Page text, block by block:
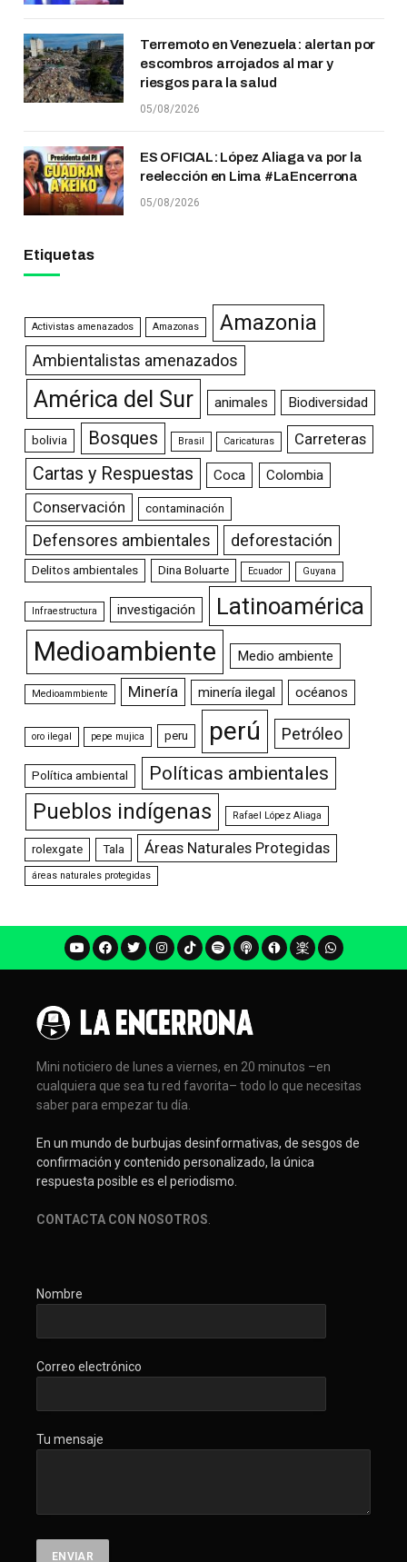
Terremoto en Venezuela: alertan por
escombros arrojados al mar y
riesgos para la salud
05/08/2026
ES OFICIAL: López Aliaga va por la
reelección en Lima #LaEncerrona
05/08/2026
Etiquetas
Activistas amenazados Amazonas Amazonia
Ambientalistas amenazados
América del Sur animales Biodiversidad
bolivia Bosques Brasil Caricaturas Carreteras
Cartas y Respuestas Coca Colombia
Conservación contaminación
Defensores ambientales deforestación
Delitos ambientales Dina Boluarte Ecuador Guyana
Infraestructura investigación Latinoamérica
Medioambiente Medio ambiente
Medioammbiente Minería minería ilegal océanos
oro ilegal pepe mujica peru perú Petróleo
Política ambiental Políticas ambientales
Pueblos indígenas Rafael López Aliaga
rolexgate Tala Áreas Naturales Protegidas
áreas naturales protegidas
Mini noticiero de lunes a viernes, en 20 minutos –en
cualquiera que sea tu red favorita– todo lo que necesitas
saber para empezar tu día.
En un mundo de burbujas desinformativas, de sesgos de
confirmación y contenido personalizado, la única
respuesta posible es el periodismo.
CONTACTA CON NOSOTROS
Nombre
Correo electrónico
Tu mensaje